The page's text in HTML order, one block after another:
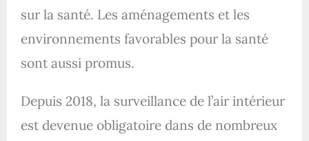
sur la santé. Les aménagements et les
environnements favorables pour la santé
sont aussi promus.
Depuis 2018, la surveillance de l’air intérieur
est devenue obligatoire dans de nombreux